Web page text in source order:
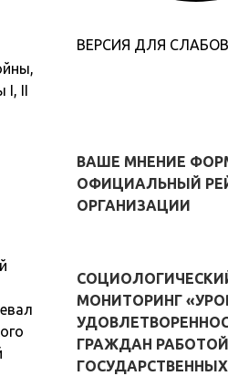
I, II
ВЕРСИЯ ДЛЯ
ВАШЕ МНЕНИЕ
ОФИЦИАЛЬНЫЙ
ОРГАНИЗАЦИИ
МОНИТОРИНГ
ГРАЖДАН РАБОТОЙ
ГОСУДАРСТВЕННЫХ